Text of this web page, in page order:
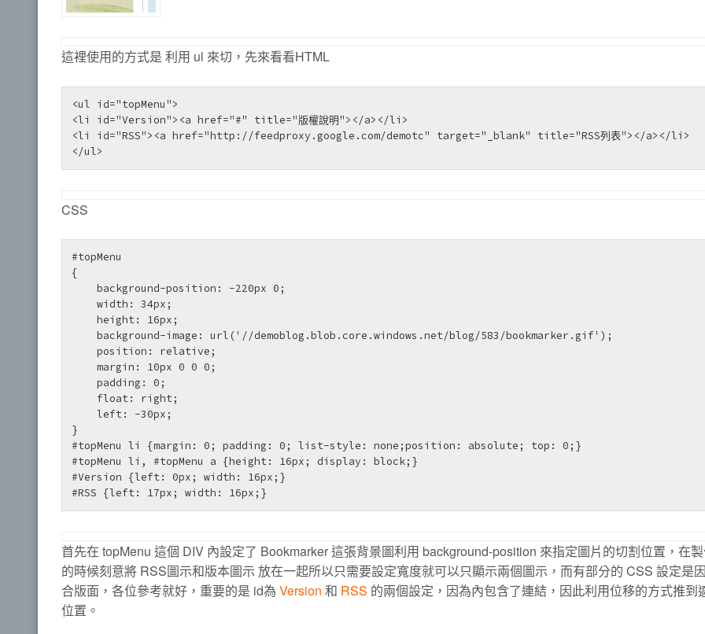
這裡使用的方式是 利用 ul 來切，先來看看HTML
<ul id="topMenu">
<li id="Version"><a href="#" title="版權說明"></a></li>
<li id="RSS"><a href="http://feedproxy.google.com/demotc" target="_blank" title="RSS列表"></a></li>
CSS
#topMenu
{
}
#topMenu li {margin: 0; padding: 0; list-style: none;position: absolute; top: 0;}
#topMenu li, #topMenu a {height: 16px; display: block;}
#Version {left: 0px; width: 16px;}
首先在 topMenu 這個 DIV 內設定了 Bookmarker 這張背景圖利用 background-position 來指定圖片的切割位置，在
的時候刻意將 RSS圖示和版本圖示 放在一起所以只需要設定寬度就可以只顯示兩個圖示，而有部分的 CSS 設定是
合版面，各位參考就好，重要的是 id為 Version 和 RSS 的兩個設定，因為內包含了連結，因此利用位移的方式推到
位置。